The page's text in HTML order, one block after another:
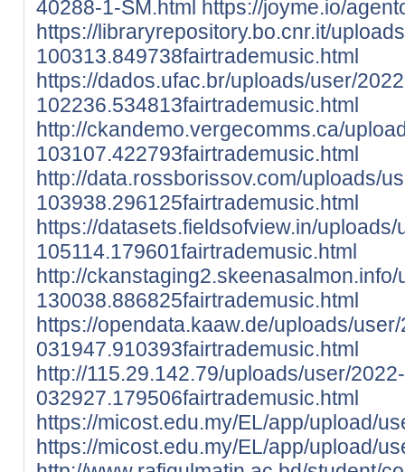
40288-1-SM.html https://joyme.io/
https://libraryrepository.bo.cnr.it/
100313.849738fairtrademusic.html
https://dados.ufac.br/uploads/user/
102236.534813fairtrademusic.html
http://ckandemo.vergecomms.ca/
103107.422793fairtrademusic.html
http://data.rossborissov.com/uploads/
103938.296125fairtrademusic.html
https://datasets.fieldsofview.in/
105114.179601fairtrademusic.html
http://
130038.886825fairtrademusic.html
https://opendata.kaaw.de/uploads/
031947.910393fairtrademusic.html
http://115.29.142.79/uploads/user/
032927.179506fairtrademusic.html
https://micost.edu.my/EL/app/upload/
https://micost.edu.my/EL/app/upload/